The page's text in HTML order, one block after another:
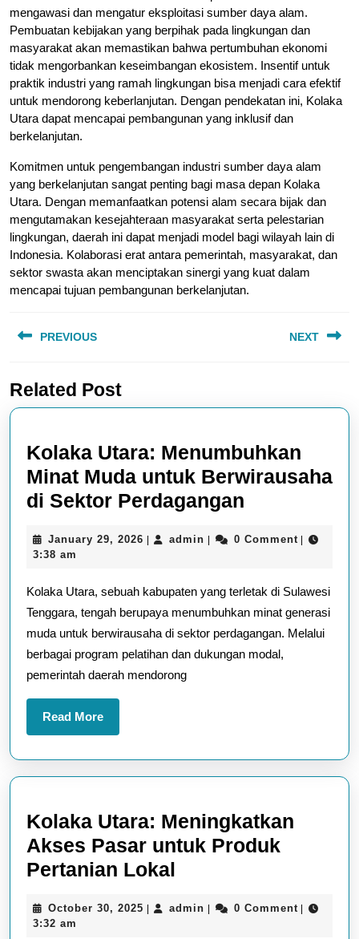
mengawasi dan mengatur eksploitasi sumber daya alam.
Pembuatan kebijakan yang berpihak pada lingkungan dan
masyarakat akan memastikan bahwa pertumbuhan ekonomi
tidak mengorbankan keseimbangan ekosistem. Insentif untuk
praktik industri yang ramah lingkungan bisa menjadi cara efektif
untuk mendorong keberlanjutan. Dengan pendekatan ini, Kolaka
Utara dapat mencapai pembangunan yang inklusif dan
berkelanjutan.
Komitmen untuk pengembangan industri sumber daya alam
yang berkelanjutan sangat penting bagi masa depan Kolaka
Utara. Dengan memanfaatkan potensi alam secara bijak dan
mengutamakan kesejahteraan masyarakat serta pelestarian
lingkungan, daerah ini dapat menjadi model bagi wilayah lain di
Indonesia. Kolaborasi erat antara pemerintah, masyarakat, dan
sektor swasta akan menciptakan sinergi yang kuat dalam
mencapai tujuan pembangunan berkelanjutan.
navigation
PREVIOUS
post:
NEXT
Related Post
Kolaka Utara: Menumbuhkan
Minat Muda untuk Berwirausaha
di Sektor Perdagangan
Muda
untuk
January 29, 2026 January
| admin admin
| 0 Comment |
3:38 am
Kolaka Utara, sebuah kabupaten yang terletak di Sulawesi
Tenggara, tengah berupaya menumbuhkan minat generasi
muda untuk berwirausaha di sektor perdagangan. Melalui
berbagai program pelatihan dan dukungan modal,
pemerintah daerah mendorong
Read MoreRead
More
Kolaka Utara: Meningkatkan
Akses Pasar untuk Produk
Pertanian Lokal
Meningkatkan
October 30, 2025 October
| admin admin
| 0 Comment |
3:32 am